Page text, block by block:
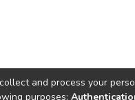
and process your
purposes: